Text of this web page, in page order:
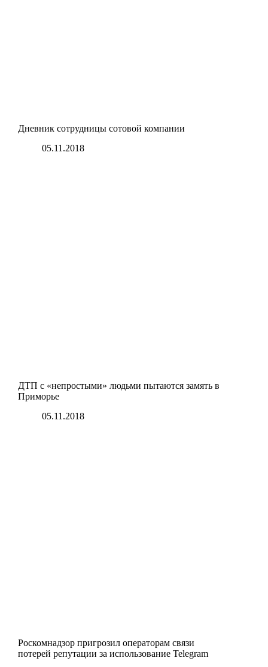
Дневник сотрудницы сотовой компании
05.11.2018
ДТП с «непростыми» людьми пытаются замять в
Приморье
05.11.2018
Роскомнадзор пригрозил операторам связи
потерей репутации за использование Telegram